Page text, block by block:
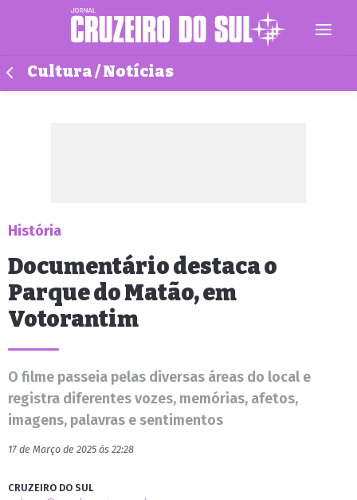
Cultura / Notícias
História
Documentário destaca o
Parque do Matão, em
Votorantim
O filme passeia pelas diversas áreas do local e
registra diferentes vozes, memórias, afetos,
imagens, palavras e sentimentos
17 de Março de 2025 às 22:28
CRUZEIRO DO SUL